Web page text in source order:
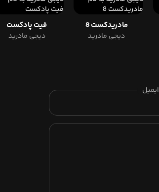
مادریدکست 8
دیجی مادرید
فیت پادکست
دیجی مادرید
ایمیل